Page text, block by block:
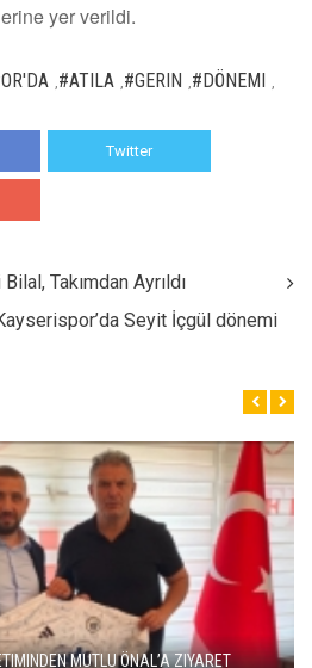
yer verildi.
#ATILA #GERIN #DÖNEMI
Twitter
Takımdan Ayrıldı
Seyit İçgül dönemi
MUTLU ÖNAL’A ZIYARET